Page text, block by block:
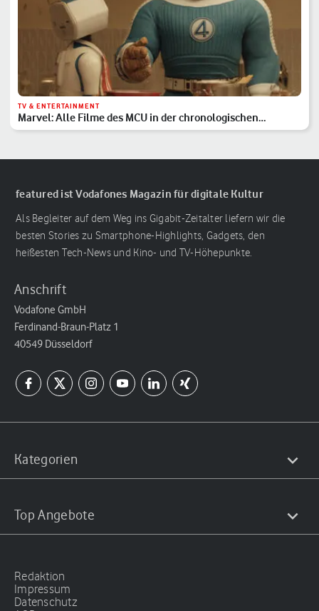
TV & ENTERTAINMENT
Marvel: Alle Filme des MCU in der chronologischen
Reihenfolge
featured ist Vodafones Magazin für digitale Kultur
Als Begleiter auf dem Weg ins Gigabit-Zeitalter liefern wir die
besten Stories zu Smartphone-Highlights, Gadgets, den
heißesten Tech-News und Kino- und TV-Höhepunkte.
Anschrift
Vodafone GmbH
Ferdinand-Braun-Platz 1
40549 Düsseldorf
Kategorien
Top Angebote
Redaktion
Impressum
Datenschutz